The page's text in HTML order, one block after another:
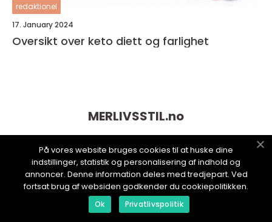
redaktionel
17. January 2024
Oversikt over keto diett og farlighet
MERLIVSSTIL.no
På vores website bruges cookies til at huske dine
indstillinger, statistik og personalisering af indhold og
annoncer. Denne information deles med tredjepart. Ved
fortsat brug af websiden godkender du cookiepolitikken.
Ok Privatlivspolitik